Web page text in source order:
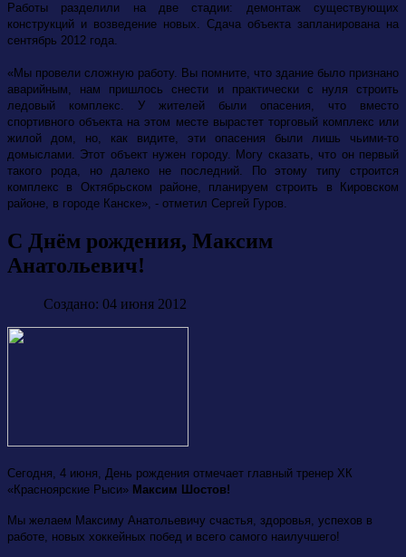
Работы разделили на две стадии: демонтаж существующих
конструкций и возведение новых. Сдача объекта запланирована на
сентябрь 2012 года.
«Мы провели сложную работу. Вы помните, что здание было признано
аварийным, нам пришлось снести и практически с нуля строить
ледовый комплекс. У жителей были опасения, что вместо
спортивного объекта на этом месте вырастет торговый комплекс или
жилой дом, но, как видите, эти опасения были лишь чьими-то
домыслами. Этот объект нужен городу. Могу сказать, что он первый
такого рода, но далеко не последний. По этому типу строится
комплекс в Октябрьском районе, планируем строить в Кировском
районе, в городе Канске», - отметил Сергей Гуров.
С Днём рождения, Максим
Анатольевич!
Создано: 04 июня 2012
Сегодня, 4 июня, День рождения отмечает главный тренер ХК
«Красноярские Рыси» Максим Шостов!
Мы желаем Максиму Анатольевичу счастья, здоровья, успехов в
работе, новых хоккейных побед и всего самого наилучшего!